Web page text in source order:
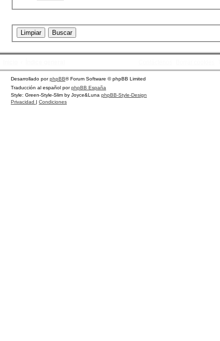
Desarrollado porphpBB® Forum Software © phpBB Limited
Traducción al español porphpBB España
Style: Green-Style-Slim by Joyce&Luna phpBB-Style-Design
Privacidad | Condiciones